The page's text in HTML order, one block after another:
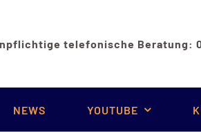
telefonische Beratung:
NEWS YOUTUBE